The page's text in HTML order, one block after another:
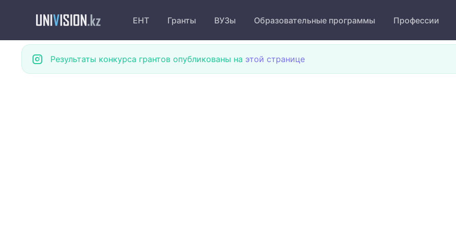
ЕНТ Гранты ВУЗы Образовательные программы Профессии
Результаты конкурса грантов опубликованы на этой странице